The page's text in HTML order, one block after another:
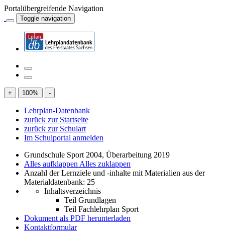
Portalübergreifende Navigation
Toggle navigation
+ 100% -
Lehrplan-Datenbank
zurück zur Startseite
zurück zur Schulart
Im Schulportal anmelden
Grundschule Sport 2004, Überarbeitung 2019
Alles aufklappen Alles zuklappen
Anzahl der Lernziele und -inhalte mit Materialien aus der
Materialdatenbank: 25
Inhaltsverzeichnis
Teil Grundlagen
Teil Fachlehrplan Sport
Dokument als PDF herunterladen
Kontaktformular